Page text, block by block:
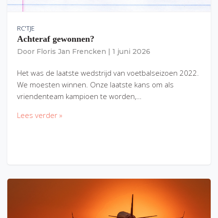
RC'TJE
Achteraf gewonnen?
Door Floris Jan Frencken 1 juni 2026
Het was de laatste wedstrijd van voetbalseizoen 2022.
We moesten winnen. Onze laatste kans om als
vriendenteam kampioen te worden,…
Lees verder »